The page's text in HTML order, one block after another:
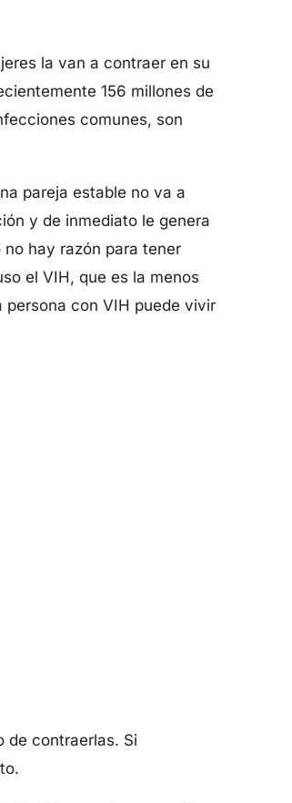
la van a contraer en su
156 millones de
comunes, son
pareja estable no va a
y de inmediato le genera
hay razón para tener
el VIH, que es la menos
con VIH puede vivir
de contraerlas. Si